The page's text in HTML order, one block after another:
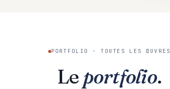
PORTFOLIO · TOUTES LES ŒUVRES
Le portfolio.